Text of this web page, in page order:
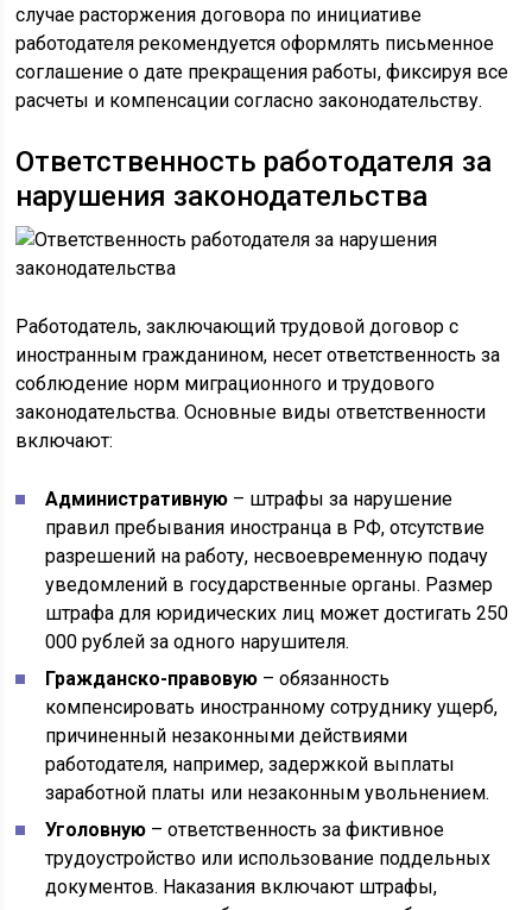
случае расторжения договора по инициативе
работодателя рекомендуется оформлять письменное
соглашение о дате прекращения работы, фиксируя все
расчеты и компенсации согласно законодательству.
Ответственность работодателя за
нарушения законодательства
Работодатель, заключающий трудовой договор с
иностранным гражданином, несет ответственность за
соблюдение норм миграционного и трудового
законодательства. Основные виды ответственности
включают:
Административную – штрафы за нарушение
правил пребывания иностранца в РФ, отсутствие
разрешений на работу, несвоевременную подачу
уведомлений в государственные органы. Размер
штрафа для юридических лиц может достигать 250
000 рублей за одного нарушителя.
Гражданско-правовую – обязанность
компенсировать иностранному сотруднику ущерб,
причиненный незаконными действиями
работодателя, например, задержкой выплаты
заработной платы или незаконным увольнением.
Уголовную – ответственность за фиктивное
трудоустройство или использование поддельных
документов. Наказания включают штрафы,